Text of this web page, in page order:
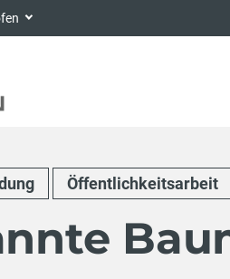
Öffentlichkeitsarbeit